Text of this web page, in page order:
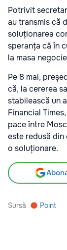
Potrivit
au transmis că
soluționarea
speranța că în
la masa
Pe 8 mai,
că, la cererea
stabilească un
Financial
pace între
este redusă
o soluționare.
Sursă Point